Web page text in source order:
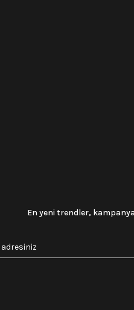
En yeni trendler,